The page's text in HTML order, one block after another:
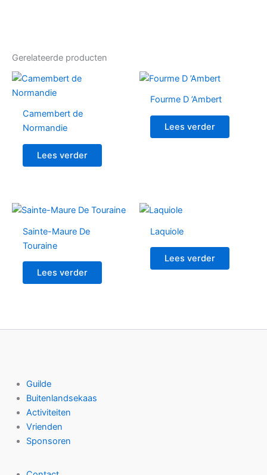
Gerelateerde producten
Camembert de
Normandie
Lees verder
Fourme D ’Ambert
Lees verder
Sainte-Maure De
Touraine
Lees verder
Laquiole
Lees verder
Guilde
Buitenlandsekaas
Activiteiten
Vrienden
Sponsoren